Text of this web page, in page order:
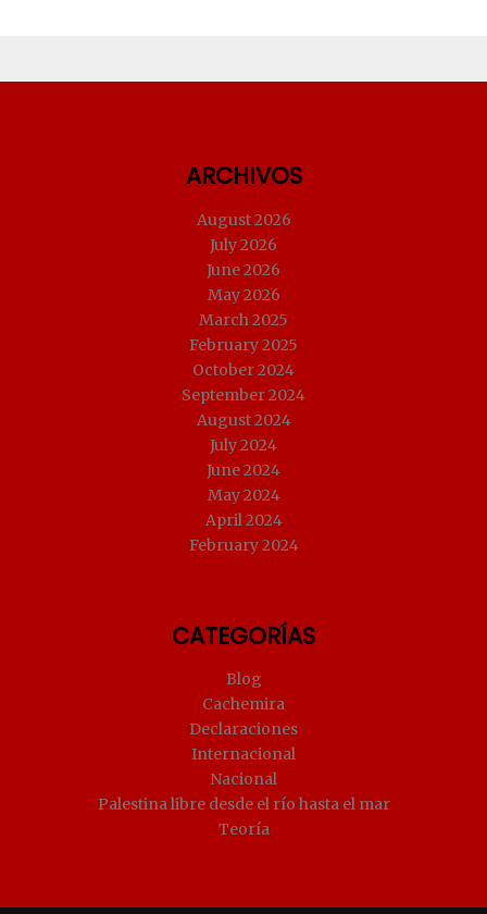
ARCHIVOS
August 2026
July 2026
June 2026
May 2026
March 2025
February 2025
October 2024
September 2024
August 2024
July 2024
June 2024
May 2024
April 2024
February 2024
CATEGORÍAS
Blog
Cachemira
Declaraciones
Internacional
Nacional
Palestina libre desde el río hasta el mar
Teoría